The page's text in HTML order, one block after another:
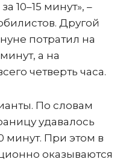
10–15 минут», –
Другой
потратил на
а на
четверть часа.
По словам
удавалось
минут. При этом в
оказываются